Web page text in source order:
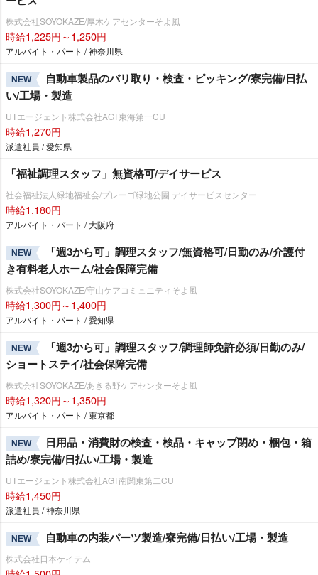
株式会社SOYOKAZE/厚木ケアセンターそよ風
時給1,225円～1,250円
アルバイト・パート / 神奈川県
NEW
自動車製品のバリ取り・検査・ピッキング/寮完備/日払
い/工場・製造
UTエージェント株式会社AGT東海第一CU
時給1,270円
派遣社員 / 愛知県
「福祉調理スタッフ」無資格可/デイサービス
社会福祉法人緑地福祉会/プレーゴ緑地公園 デイサービスセンター
時給1,180円
アルバイト・パート / 大阪府
NEW
「週3から可」調理スタッフ/無資格可/日勤のみ/介護付
き有料老人ホーム/社会保障完備
株式会社SOYOKAZE/守山ケアコミュニティそよ風
時給1,300円～1,400円
アルバイト・パート / 愛知県
NEW
「週3から可」調理スタッフ/調理師免許必須/日勤のみ/
ショートステイ/社会保障完備
株式会社SOYOKAZE/あきる野ケアセンターそよ風
時給1,320円～1,350円
アルバイト・パート / 東京都
NEW
日用品・消費財の検査・検品・キャップ閉め・梱包・箱
詰め/寮完備/日払い/工場・製造
UTエージェント株式会社AGT南関東第二CU
時給1,450円
派遣社員 / 神奈川県
NEW 自動車の内装パーツ製造/寮完備/日払い/工場・製造
株式会社日本ケイテム